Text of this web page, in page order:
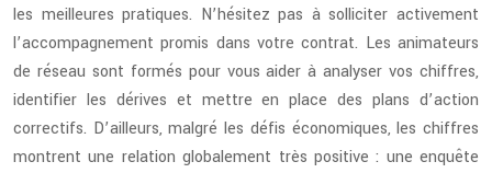
les meilleures pratiques. N’hésitez pas à solliciter activement
l’accompagnement promis dans votre contrat. Les animateurs
de réseau sont formés pour vous aider à analyser vos chiffres,
identifier les dérives et mettre en place des plans d’action
correctifs. D’ailleurs, malgré les défis économiques, les chiffres
montrent une relation globalement très positive : une enquête